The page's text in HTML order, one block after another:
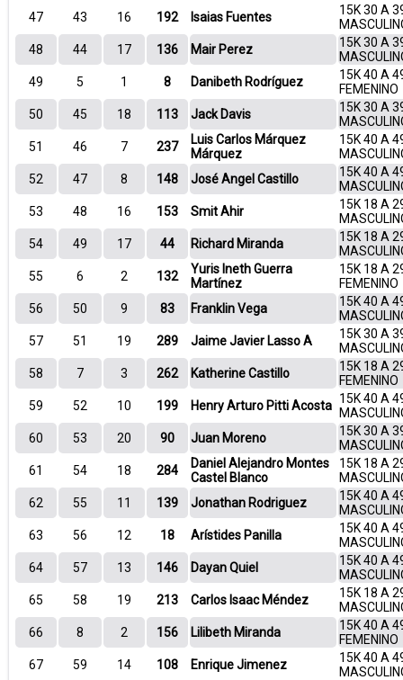
47
43 16 192 Isaias Fuentes
15K 30 A
48
44 17 136 Mair Perez
15K 30 A
49
5 1 8 Danibeth Rodríguez
15K 40 A
FEMENINO
50
45 18 113 Jack Davis
15K 30 A
51
46 7 237
Luis Carlos Márquez
Márquez
15K 40 A
52
47 8 148 José Angel Castillo
15K 40 A
53
48 16 153 Smit Ahir
15K 18 A
54
49 17 44 Richard Miranda
15K 18 A
55
6 2 132
Yuris Ineth Guerra
Martínez
15K 18 A
FEMENINO
56
50 9 83 Franklin Vega
15K 40 A
57
51 19 289 Jaime Javier Lasso A
15K 30 A
58
7 3 262 Katherine Castillo
15K 18 A
FEMENINO
59
52 10 199 Henry Arturo Pitti Acosta 15K 40 A
60
53 20 90 Juan Moreno
15K 30 A
61
54 18 284
Daniel Alejandro Montes
Castel Blanco
15K 18 A
62
55 11 139 Jonathan Rodriguez
15K 40 A
63
56 12 18 Arístides Panilla
15K 40 A
64
57 13 146 Dayan Quiel
15K 40 A
65
58 19 213 Carlos Isaac Méndez
15K 18 A
66
8 2 156 Lilibeth Miranda
15K 40 A
FEMENINO
67
59 14 108 Enrique Jimenez
15K 40 A